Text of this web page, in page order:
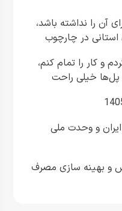
آن را نداشته باشد،
در چارچوب
و کار را تمام کنم،
پل‌ها خیلی راحت
یک ساعت از بین
و وحدت ملی
و بهینه سازی مصرف